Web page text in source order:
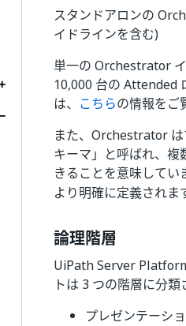
スタンドアロンの
イドラインを含む)
単一の Orchestrator
10,000 台の Attended
は、 こちらの情報をご
また、Orchestrator
キーマ」と呼ばれ、複
きることを意味してい
より明確に定義されま
論理階層
UiPath Server
トは 3 つの階層に分類
プレゼンテーシ